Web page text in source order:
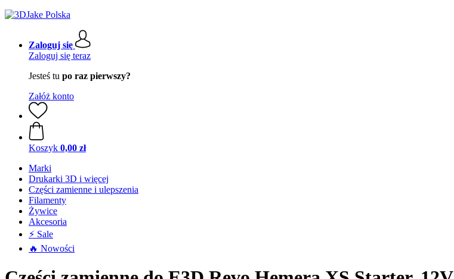
Zaloguj się
Zaloguj się teraz
Jesteś tu po raz pierwszy?
Załóż konto
Koszyk 0,00 zł
Marki
Drukarki 3D i więcej
Części zamienne i ulepszenia
Filamenty
Żywice
Akcesoria
⚡ Sale
🔥 Nowości